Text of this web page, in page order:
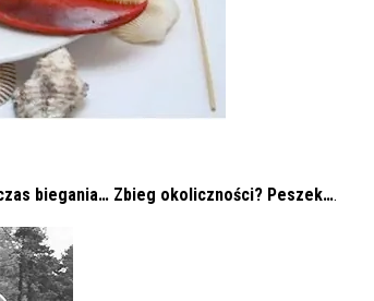
biegania… Zbieg okoliczności? Peszek….